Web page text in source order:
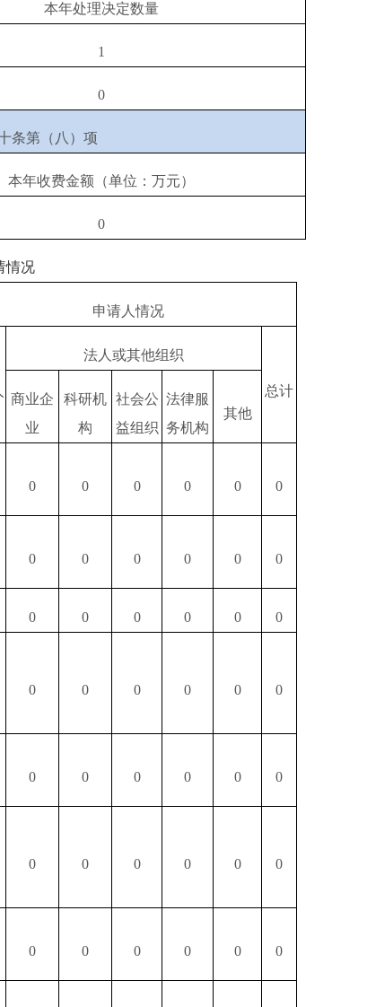
本年处理决定数量
1
0
条第（八）项
本年收费金额（单位：万元）
0
情况
申请人情况
法人或其他组织
总计
商业企
业
科研机
构
社会公
益组织
法律服
务机构
其他
0 0 0 0 0 0
0 0 0 0 0 0
0 0 0 0 0 0
0 0 0 0 0 0
0 0 0 0 0 0
0 0 0 0 0 0
0 0 0 0 0 0